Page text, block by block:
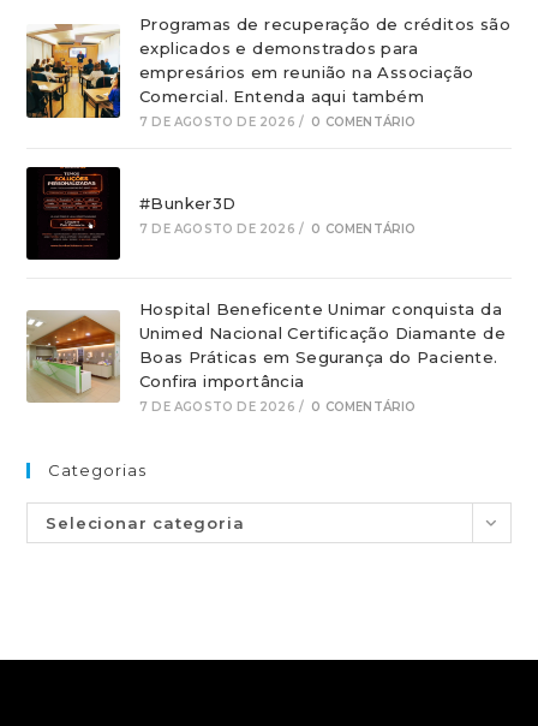
Programas de recuperação de créditos são
explicados e demonstrados para
empresários em reunião na Associação
Comercial. Entenda aqui também
7 DE AGOSTO DE 2026 / 0 COMENTÁRIO
#Bunker3D
7 DE AGOSTO DE 2026 / 0 COMENTÁRIO
Hospital Beneficente Unimar conquista da
Unimed Nacional Certificação Diamante de
Boas Práticas em Segurança do Paciente.
Confira importância
7 DE AGOSTO DE 2026 / 0 COMENTÁRIO
Categorias
Selecionar categoria